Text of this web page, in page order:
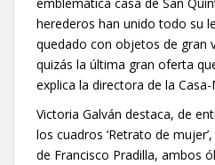
herederos han unido todo su
quedado con objetos de gran
quizás la última gran oferta
explica la directora de la
Victoria Galván destaca, de
los cuadros ‘Retrato de mujer’,
de Francisco Pradilla, ambos